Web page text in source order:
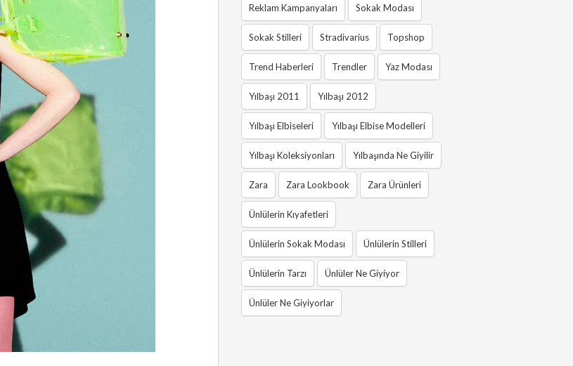
Reklam Kampanyaları Sokak Modası
Sokak Stilleri Stradivarius Topshop
Trend Haberleri Trendler Yaz Modası
Yılbaşı 2011 Yılbaşı 2012
Yılbaşı Elbiseleri Yılbaşı Elbise Modelleri
Yılbaşı Koleksiyonları Yılbaşında Ne Giyilir
Zara Zara Lookbook Zara Ürünleri
Ünlülerin Kıyafetleri
Ünlülerin Sokak Modası Ünlülerin Stilleri
Ünlülerin Tarzı Ünlüler Ne Giyiyor
Ünlüler Ne Giyiyorlar